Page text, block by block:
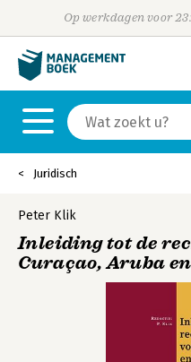
Op werkdagen voor
Juridisch
Peter Klik
Inleiding tot de
Curaçao, Aruba